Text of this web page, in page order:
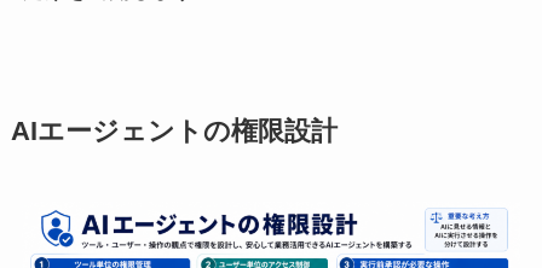
AIエージェントの権限設計